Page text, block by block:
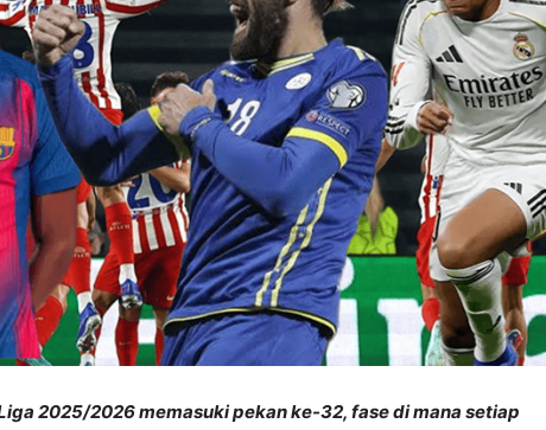
2025/2026 memasuki pekan ke-32, fase di mana setiap